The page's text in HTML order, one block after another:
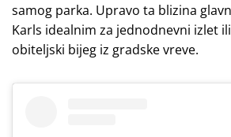
samog parka. Upravo ta blizina
Karls idealnim za jednodnevni izlet
obiteljski bijeg iz gradske vreve.